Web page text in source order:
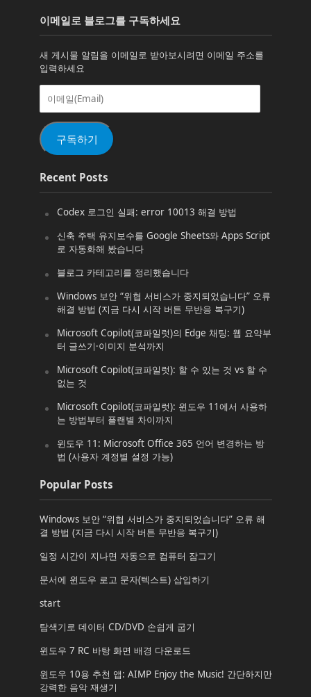
이메일로 블로그를 구독하세요
새 게시물 알림을 이메일로 받아보시려면 이메일 주소를
입력하세요
이
일
(Email)
구독하기
Recent Posts
Codex 로그인 실패: error 10013 해결 방법
신축 주택 유지보수를 Google Sheets와 Apps Script
로 자동화해 봤습니다
블로그 카테고리를 정리했습니다
Windows 보안 “위협 서비스가 중지되었습니다” 오류
해결 방법 (지금 다시 시작 버튼 무반응 복구기)
Microsoft Copilot(코파일럿)의 Edge 채팅: 웹 요약부
터 글쓰기·이미지 분석까지
Microsoft Copilot(코파일럿): 할 수 있는 것 vs 할 수
없는 것
Microsoft Copilot(코파일럿): 윈도우 11에서 사용하
는 방법부터 플랜별 차이까지
윈도우 11: Microsoft Office 365 언어 변경하는 방
법 (사용자 계정별 설정 가능)
Popular Posts
Windows 보안 “위협 서비스가 중지되었습니다” 오류 해
결 방법 (지금 다시 시작 버튼 무반응 복구기)
일정 시간이 지나면 자동으로 컴퓨터 잠그기
문서에 윈도우 로고 문자(텍스트) 삽입하기
start
탐색기로 데이터 CD/DVD 손쉽게 굽기
윈도우 7 RC 바탕 화면 배경 다운로드
윈도우 10용 추천 앱: AIMP Enjoy the Music! 간단하지만
강력한 음악 재생기